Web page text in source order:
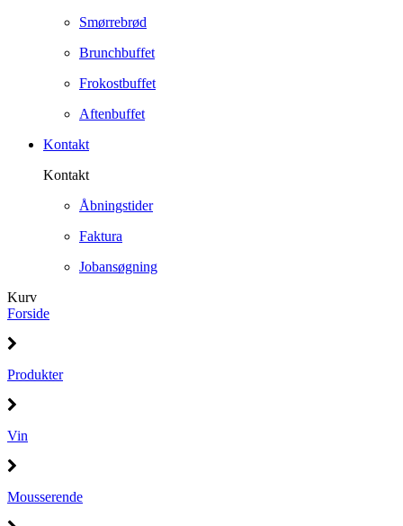
Smørrebrød
Brunchbuffet
Frokostbuffet
Aftenbuffet
Kontakt
Kontakt
Åbningstider
Faktura
Jobansøgning
Kurv
Forside
Produkter
Vin
Mousserende